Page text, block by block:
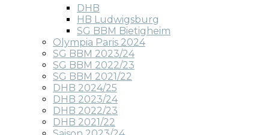
DHB
HB Ludwigsburg
SG BBM Bietigheim
Olympia Paris 2024
SG BBM 2023/24
SG BBM 2022/23
SG BBM 2021/22
DHB 2024/25
DHB 2023/24
DHB 2022/23
DHB 2021/22